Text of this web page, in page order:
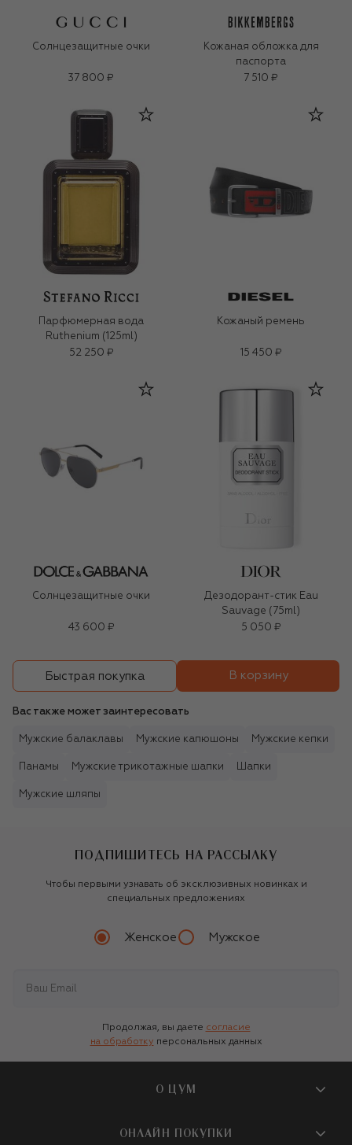
Солнцезащитные очки
37 800 ₽
Кожаная обложка для
паспорта
7 510 ₽
Парфюмерная вода
Ruthenium (125ml)
52 250 ₽
Кожаный ремень
15 450 ₽
Солнцезащитные очки
43 600 ₽
Дезодорант-стик Eau
Sauvage (75ml)
5 050 ₽
Быстрая покупка В корзину
Вас также может заинтересовать
Мужские балаклавы Мужские капюшоны Мужские кепки
Панамы Мужские трикотажные шапки Шапки
Мужские шляпы
ПОДПИШИТЕСЬ НА РАССЫЛКУ
Чтобы первыми узнавать об эксклюзивных новинках и
специальных предложениях
Женское Мужское
Продолжая, вы даете согласие
на обработку персональных данных
О ЦУМ
О магазине
ОНЛАЙН ПОКУПКИ